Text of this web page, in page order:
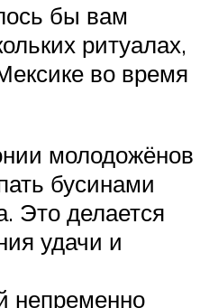
бы вам
ритуалах,
во время
молодожёнов
бусинами
Это делается
удачи и
непременно